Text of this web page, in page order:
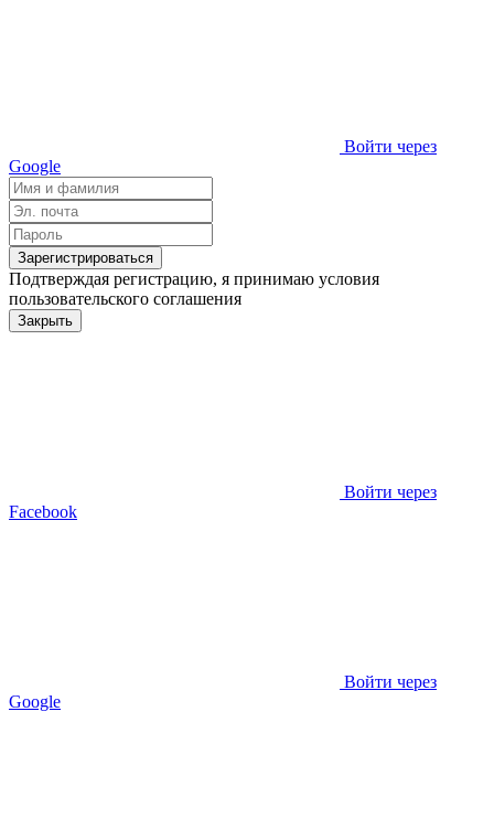
Войти через
Google
Зарегистрироваться
Подтверждая регистрацию, я принимаю условия
пользовательского соглашения
Закрыть
Войти через
Facebook
Войти через
Google